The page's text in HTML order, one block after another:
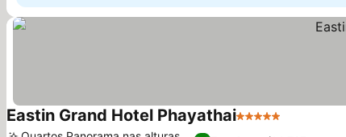
Eastin Grand Hotel Phayathai5 Estrelas